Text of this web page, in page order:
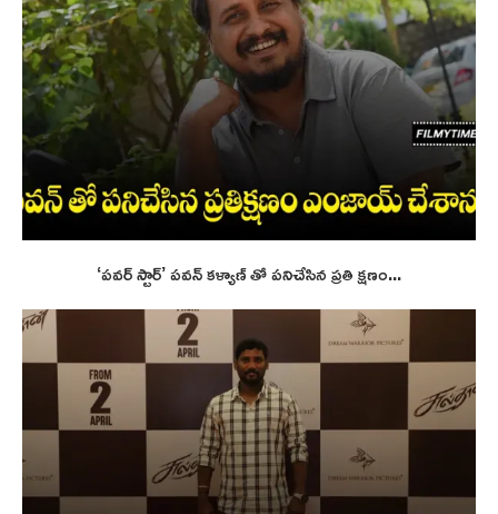
‘పవర్ స్టార్’ పవన్ కళ్యాణ్ తో పనిచేసిన ప్రతి క్షణం...